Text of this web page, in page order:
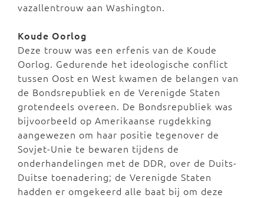
vazallentrouw aan Washington.
Koude Oorlog
Deze trouw was een erfenis van de Koude
Oorlog. Gedurende het ideologische conflict
tussen Oost en West kwamen de belangen van
de Bondsrepubliek en de Verenigde Staten
grotendeels overeen. De Bondsrepubliek was
bijvoorbeeld op Amerikaanse rugdekking
aangewezen om haar positie tegenover de
Sovjet-Unie te bewaren tijdens de
onderhandelingen met de DDR, over de Duits-
Duitse toenadering; de Verenigde Staten
hadden er omgekeerd alle baat bij om deze